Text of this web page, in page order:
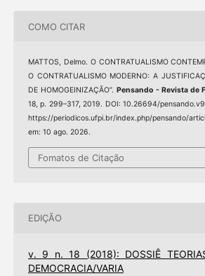
COMO CITAR
MATTOS, Delmo. O CONTRATUALISMO
O CONTRATUALISMO MODERNO: A
DE HOMOGEINIZAÇÃO”.Pensando - Revista de
18, p. 299–317, 2019. DOI: 10.26694/
https://periodicos.ufpi.br/index.php/pensando/
em: 10 ago. 2026.
Fomatos de Citação
EDIÇÃO
v. 9 n. 18 (2018): DOSSIÊ
DEMOCRACIA/VARIA